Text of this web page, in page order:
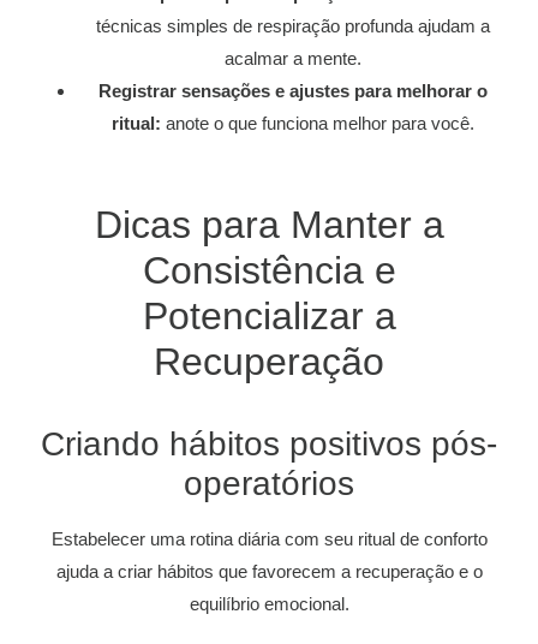
técnicas simples de respiração profunda ajudam a
acalmar a mente.
Registrar sensações e ajustes para melhorar o
ritual: anote o que funciona melhor para você.
Dicas para Manter a
Consistência e
Potencializar a
Recuperação
Criando hábitos positivos pós-
operatórios
Estabelecer uma rotina diária com seu ritual de conforto
ajuda a criar hábitos que favorecem a recuperação e o
equilíbrio emocional.